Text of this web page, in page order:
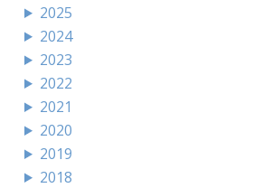
2025
2024
2023
2022
2021
2020
2019
2018